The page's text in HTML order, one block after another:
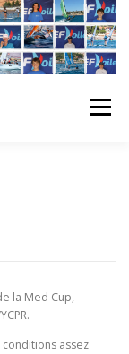
Menu
la Med Cup,
assez